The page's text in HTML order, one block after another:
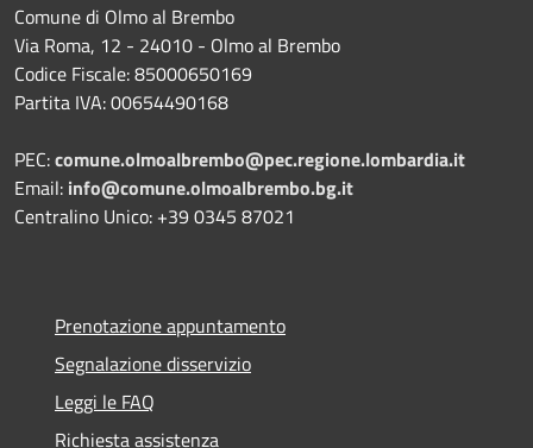
Comune di Olmo al Brembo
Via Roma, 12 - 24010 - Olmo al Brembo
Codice Fiscale: 85000650169
Partita IVA: 00654490168
PEC:comune.olmoalbrembo@pec.regione.lombardia.it
Email: info@comune.olmoalbrembo.bg.it
Centralino Unico: +39 0345 87021
Prenotazione appuntamento
Segnalazione disservizio
Leggi le FAQ
Richiesta assistenza